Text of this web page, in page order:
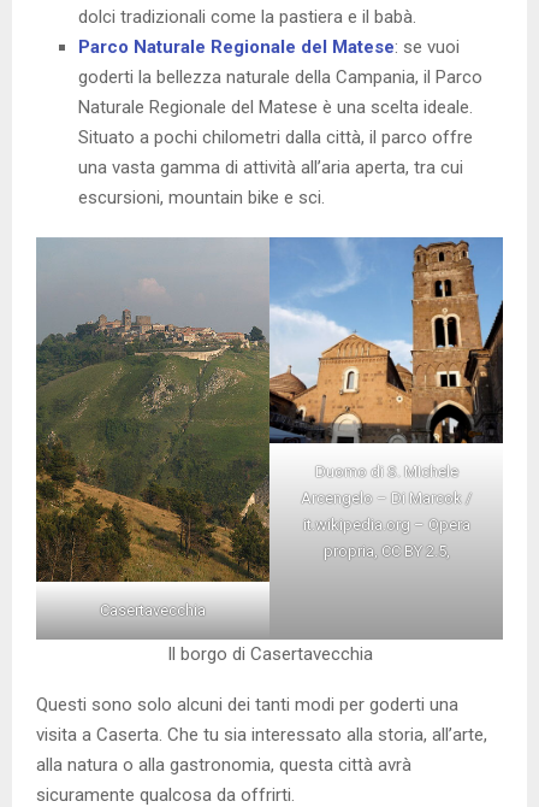
dolci tradizionali come la pastiera e il babà.
Parco Naturale Regionale del Matese: se vuoi
goderti la bellezza naturale della Campania, il Parco
Naturale Regionale del Matese è una scelta ideale.
Situato a pochi chilometri dalla città, il parco offre
una vasta gamma di attività all’aria aperta, tra cui
escursioni, mountain bike e sci.
Casertavecchia
Duomo di S. MIchele
Arcengelo – Di Marcok /
it.wikipedia.org – Opera
propria, CC BY 2.5,
Il borgo di Casertavecchia
Questi sono solo alcuni dei tanti modi per goderti una
visita a Caserta. Che tu sia interessato alla storia, all’arte,
alla natura o alla gastronomia, questa città avrà
sicuramente qualcosa da offrirti.